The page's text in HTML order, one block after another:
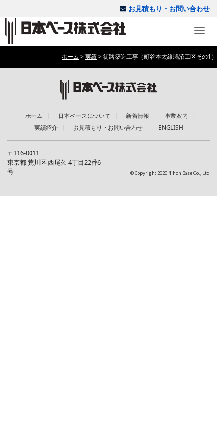
お見積もり・お問い合わせ
ホーム >実績>街路築造工事（町谷本太線鴻沼工区その1）
ホーム 日本ベースについて 新着情報
事業案内
実績紹介
お見積もり・お問い合わせ ENGLISH
〒116-0011
東京都 荒川区 西尾久 4丁目22番6
号
© Copyright 2020 Nihon Base Co., Ltd